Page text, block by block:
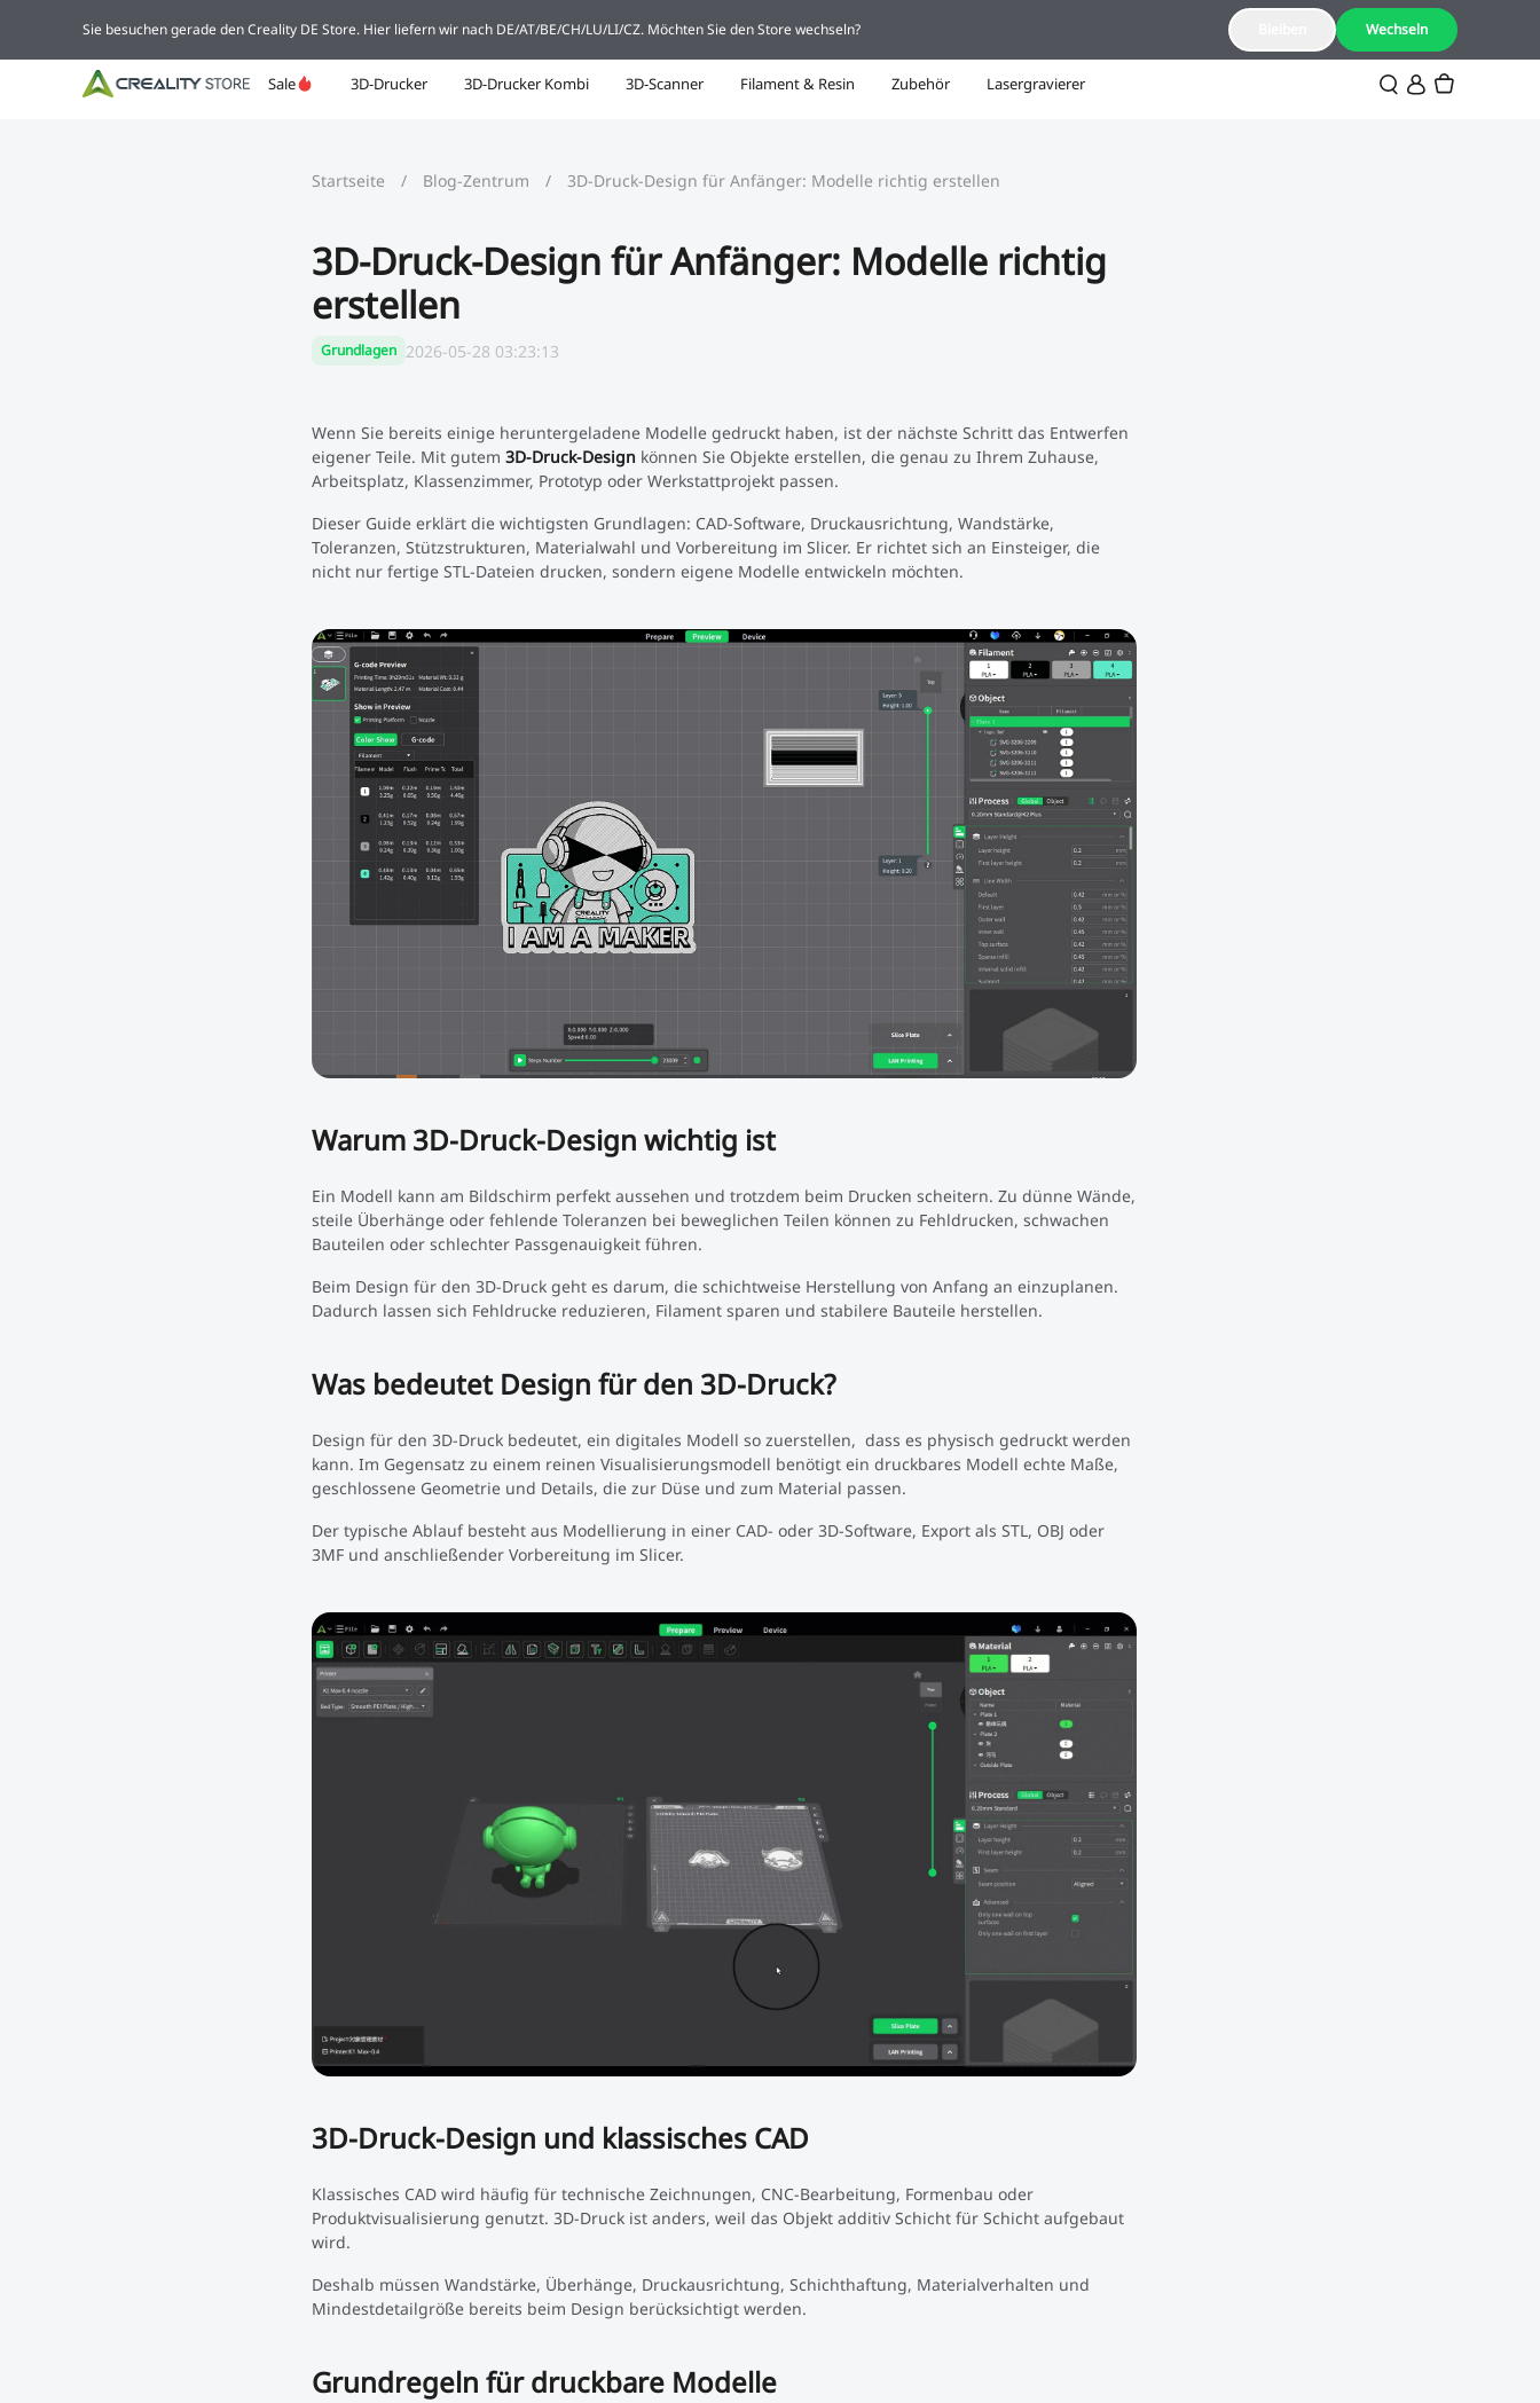
DE(Deutsch)
Sale 3D-Drucker 3D-Drucker Kombi 3D-Scanner Filament & Resin Zubehör Lasergravierer
Startseite / Blog-Zentrum / 3D-Druck-Design für Anfänger: Modelle richtig erstellen
3D-Druck-Design für Anfänger: Modelle richtig
erstellen
Grundlagen 2026-05-28 03:23:13
Wenn Sie bereits einige heruntergeladene Modelle gedruckt haben, ist der nächste Schritt das Entwerfen
eigener Teile. Mit gutem 3D-Druck-Design können Sie Objekte erstellen, die genau zu Ihrem Zuhause,
Arbeitsplatz, Klassenzimmer, Prototyp oder Werkstattprojekt passen.
Dieser Guide erklärt die wichtigsten Grundlagen: CAD-Software, Druckausrichtung, Wandstärke,
Toleranzen, Stützstrukturen, Materialwahl und Vorbereitung im Slicer. Er richtet sich an Einsteiger, die
nicht nur fertige STL-Dateien drucken, sondern eigene Modelle entwickeln möchten.
Warum 3D-Druck-Design wichtig ist
Ein Modell kann am Bildschirm perfekt aussehen und trotzdem beim Drucken scheitern. Zu dünne Wände,
steile Überhänge oder fehlende Toleranzen bei beweglichen Teilen können zu Fehldrucken, schwachen
Bauteilen oder schlechter Passgenauigkeit führen.
Beim Design für den 3D-Druck geht es darum, die schichtweise Herstellung von Anfang an einzuplanen.
Dadurch lassen sich Fehldrucke reduzieren, Filament sparen und stabilere Bauteile herstellen.
Was bedeutet Design für den 3D-Druck?
Design für den 3D-Druck bedeutet, ein digitales Modell so zuerstellen, dass es physisch gedruckt werden
kann. Im Gegensatz zu einem reinen Visualisierungsmodell benötigt ein druckbares Modell echte Maße,
geschlossene Geometrie und Details, die zur Düse und zum Material passen.
Der typische Ablauf besteht aus Modellierung in einer CAD- oder 3D-Software, Export als STL, OBJ oder
3MF und anschließender Vorbereitung im Slicer.
3D-Druck-Design und klassisches CAD
Klassisches CAD wird häufig für technische Zeichnungen, CNC-Bearbeitung, Formenbau oder
Produktvisualisierung genutzt. 3D-Druck ist anders, weil das Objekt additiv Schicht für Schicht aufgebaut
wird.
Deshalb müssen Wandstärke, Überhänge, Druckausrichtung, Schichthaftung, Materialverhalten und
Mindestdetailgröße bereits beim Design berücksichtigt werden.
Grundregeln für druckbare Modelle
Sie besuchen gerade den Creality DE Store. Hier liefern wir nach DE/AT/BE/CH/LU/LI/CZ. Möchten Sie den Store wechseln? Wechseln